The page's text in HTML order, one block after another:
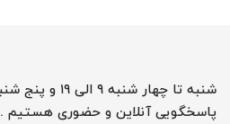
پاسخگویی آنلاین و حضوری هستیم .